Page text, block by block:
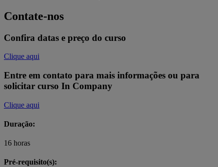
Contate-nos
Confira datas e preço do curso
Clique aqui
Entre em contato para mais informações ou para
solicitar curso In Company
Clique aqui
Duração:
16 horas
Pré-requisito(s):